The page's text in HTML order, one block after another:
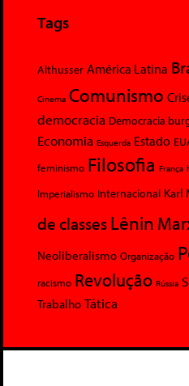
Tags
Althusser América Latina
Cinema Comunismo
democracia Democracia
Economia Esquerda Estado
feminismo Filosofia França
Imperialismo Internacional Karl
de classesLênin
Neoliberalismo Organização
racismo Revolução Rússia
Trabalho Tática